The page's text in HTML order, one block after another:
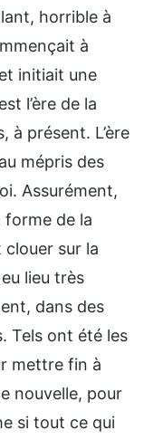
horrible à
à
initiait une
l’ère de la
à présent. L’ère
mépris des
Assurément,
forme de la
clouer sur la
lieu très
dans des
Tels ont été les
mettre fin à
nouvelle, pour
si tout ce qui